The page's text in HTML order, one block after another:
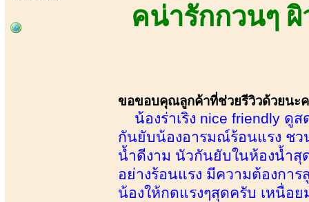
คน่ารักกวนๆ
ขอขอบคุณลูกค้าที่ช่วยรีวิวด้วยนะ
น้องร่าเริง nice friendly ดู
กันยับน้องอารมณ์ร้อนแรง ชว
น้ำดีงาม นัวกันยับในห้องน้ำสุ
อย่างร้อนแรง มีความต้องกา
น้องให้กดแรงๆสุดครับ เหนื่อ